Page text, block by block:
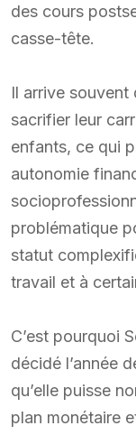
des cours
casse-tête.
Il arrive souvent
sacrifier leur
enfants, ce qui
autonomie
problématique
statut
travail et à
C’est pourquoi
décidé l’année
qu’elle puisse
plan monétaire